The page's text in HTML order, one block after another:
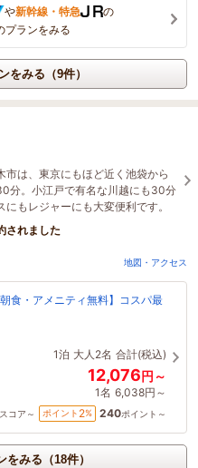
や新幹線・特急
の
プランをみる
をみる（9件）
市は、東京にもほど近く池袋から
分。小江戸で有名な川越にも30分
にもレジャーにも大変便利です。
されました
地図・アクセス
食・アメニティ無料】コスパ最
1泊 大人2名 合計(税込)
12,076円～
1名 6,038円～
スコア～ ポイント 2% 240ポイント～
みる（18件）